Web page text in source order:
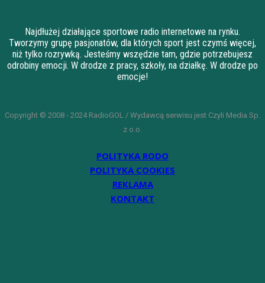
Najdłużej działające sportowe radio internetowe na rynku.
Tworzymy grupę pasjonatów, dla których sport jest czymś więcej,
niż tylko rozrywką. Jesteśmy wszędzie tam, gdzie potrzebujesz
odrobiny emocji. W drodze z pracy, szkoły, na działkę. W drodze po
emocje!
Copyright © 2008 - 2024 RadioGOL / Wydawcą serwisu jest Czyli Media Sp.
z o.o.
POLITYKA RODO
POLITYKA COOKIES
REKLAMA
KONTAKT